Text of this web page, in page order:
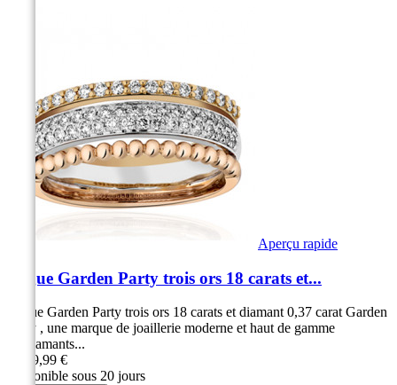
Aperçu rapide
Bague Garden Party trois ors 18 carats et...
Bague Garden Party trois ors 18 carats et diamant 0,37 carat Garden
Party , une marque de joaillerie moderne et haut de gamme
54 diamants...
2 699,99 €
Disponible sous 20 jours